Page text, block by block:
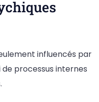
influencés par
de processus internes